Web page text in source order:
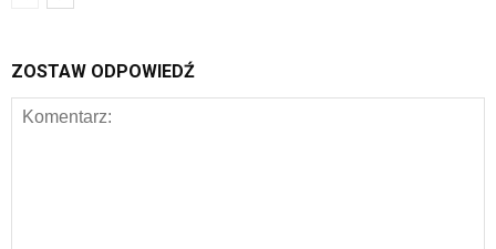
ZOSTAW ODPOWIEDŹ